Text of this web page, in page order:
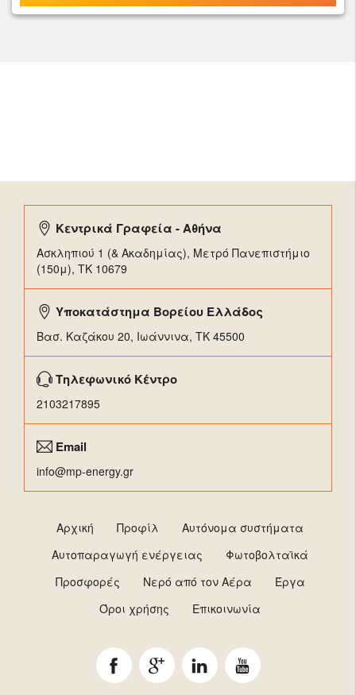
Κεντρικά Γραφεία - Αθήνα
Ασκληπιού 1 (& Ακαδημίας), Μετρό Πανεπιστήμιο
(150μ), TK 10679
Υποκατάστημα Βορείου Ελλάδος
Βασ. Καζάκου 20, Ιωάννινα, ΤΚ 45500
Τηλεφωνικό Κέντρο
2103217895
Email
info@mp-energy.gr
Αρχική Προφίλ
Αυτόνομα συστήματα
Αυτοπαραγωγή ενέργειας
Φωτοβολταϊκά
Προσφορές
Νερό από τον Αέρα
Έργα
Όροι χρήσης
Επικοινωνία